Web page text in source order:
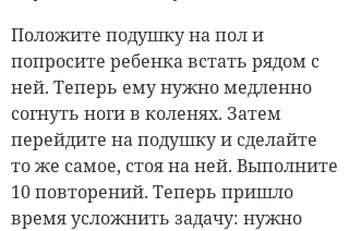
Положите подушку на пол и
попросите ребенка встать рядом с
ней. Теперь ему нужно медленно
согнуть ноги в коленях. Затем
перейдите на подушку и сделайте
то же самое, стоя на ней. Выполните
10 повторений. Теперь пришло
время усложнить задачу: нужно